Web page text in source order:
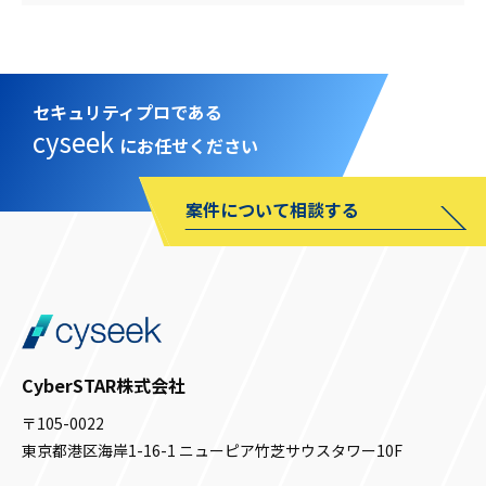
セキュリティプロである
cyseek にお任せください
案件について相談する
CyberSTAR株式会社
〒105-0022
東京都港区海岸1-16-1 ニューピア竹芝サウスタワー10F